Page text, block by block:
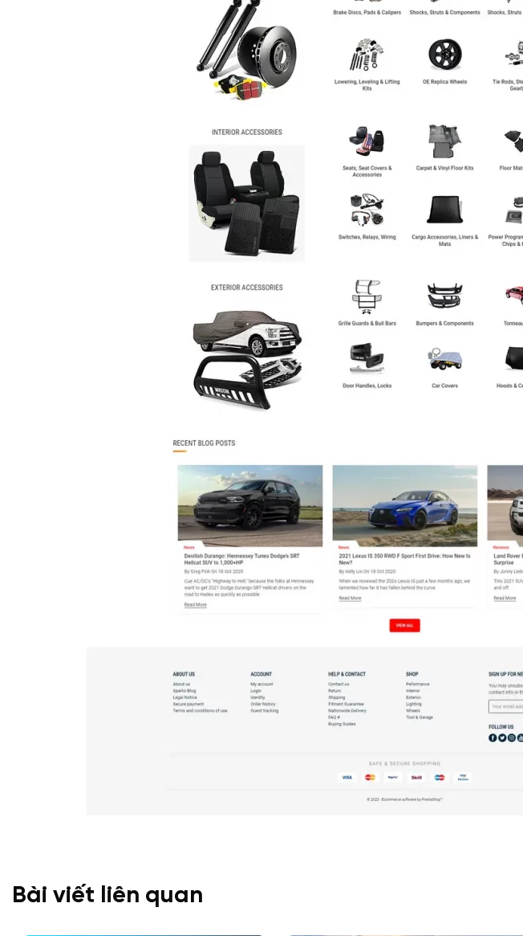
Bài viết liên quan